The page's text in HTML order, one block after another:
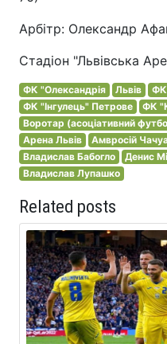
Арбітр: Олександр
Стадіон "Львівська
ФК "Олександрія Львів
ФК
ФК "Інгулець" Петрове
ФК
Воротар (асоціативний
Арена Львів
Амвросій
Владислав Бабогло
Денис
Владислав Лупашко
Related posts